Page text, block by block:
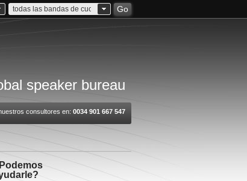
todas las bandas de cuota Go
speaker bureau
consultores en: 0034 901 667 547